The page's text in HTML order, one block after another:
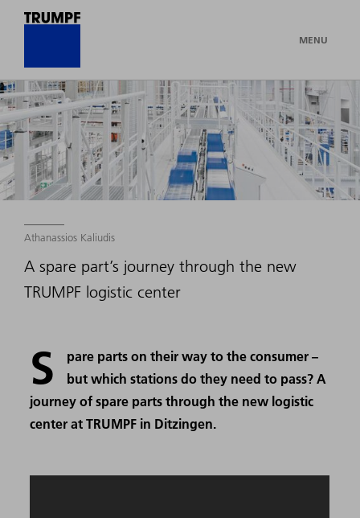
MENU
Athanassios Kaliudis
A spare part’s journey through the new
TRUMPF logistic center
S
pare parts on their way to the consumer –
but which stations do they need to pass? A
journey of spare parts through the new logistic
center at TRUMPF in Ditzingen.